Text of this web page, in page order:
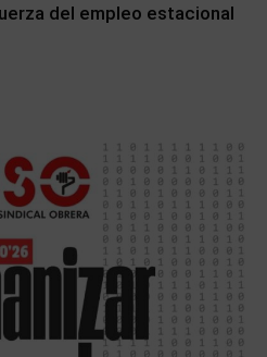
del empleo estacional